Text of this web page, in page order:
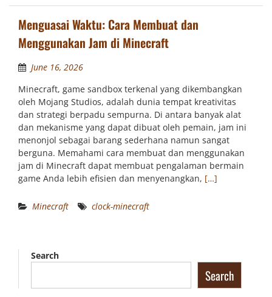
Menguasai Waktu: Cara Membuat dan
Menggunakan Jam di Minecraft
June 16, 2026
Minecraft, game sandbox terkenal yang dikembangkan
oleh Mojang Studios, adalah dunia tempat kreativitas
dan strategi berpadu sempurna. Di antara banyak alat
dan mekanisme yang dapat dibuat oleh pemain, jam ini
menonjol sebagai barang sederhana namun sangat
berguna. Memahami cara membuat dan menggunakan
jam di Minecraft dapat membuat pengalaman bermain
game Anda lebih efisien dan menyenangkan, […]
Minecraft clock-minecraft
Search
Search